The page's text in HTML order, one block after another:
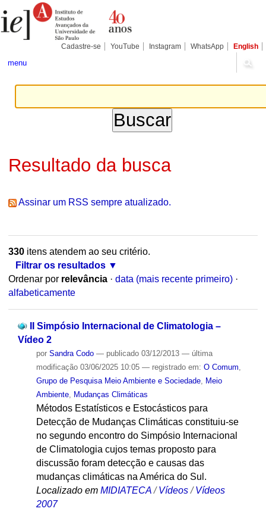
para
conteúdo.
Pessoais
Cadastre-se YouTube Instagram WhatsApp English
menu
Resultado da busca
Assinar um RSS sempre atualizado.
330itens atendem ao seu critério.
Filtrar os resultados
Ordenar por relevância · data (mais recente primeiro) ·
alfabeticamente
II Simpósio Internacional de Climatologia –
Vídeo 2
por Sandra Codo — publicado03/12/2013 — última
modificação03/06/2025 10:05 — registrado em: O Comum
Grupo de Pesquisa Meio Ambiente e Sociedade,
Meio
Ambiente, Mudanças Climáticas
Métodos Estatísticos e Estocásticos para
Detecção de Mudanças Climáticas constituiu-se
no segundo encontro do Simpósio Internacional
de Climatologia cujos temas proposto para
discussão foram detecção e causas das
mudanças climáticas na América do Sul.
Localizado em MIDIATECA /Vídeos /Vídeos
2007